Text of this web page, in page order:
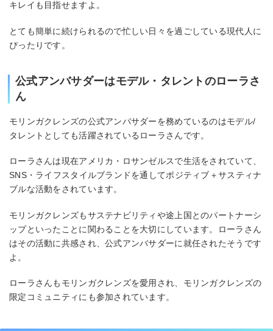
キレイも目指せますよ。
とても簡単に続けられるので忙しい日々を過ごしている現代人に
ぴったりです。
公式アンバサダーはモデル・タレントのローラさ
ん
モリンガクレンズの公式アンバサダーを務めているのはモデル/
タレントとしても活躍されているローラさんです。
ローラさんは現在アメリカ・ロサンゼルスで生活をされていて、
SNS・ライフスタイルブランドを通してポジティブ＋サスティナ
ブルな活動をされています。
モリンガクレンズもサステナビリティや途上国とのパートナーシ
ップといったことに関わることを大切にしています。ローラさん
はその活動に共感され、公式アンバサダーに就任されたそうです
よ。
ローラさんもモリンガクレンズを愛用され、モリンガクレンズの
限定コミュニティにも参加されています。